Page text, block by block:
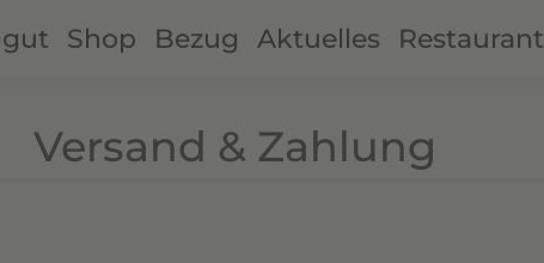
Shop Bezug Aktuelles Restaurant
Versand & Zahlung